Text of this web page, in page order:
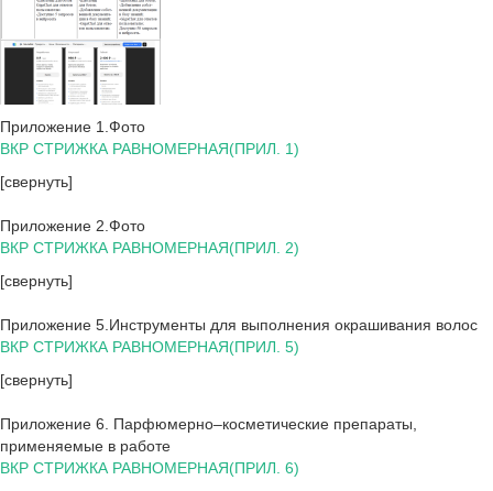
Приложение 1.Фото
ВКР СТРИЖКА РАВНОМЕРНАЯ(ПРИЛ. 1)
[свернуть]
Приложение 2.Фото
ВКР СТРИЖКА РАВНОМЕРНАЯ(ПРИЛ. 2)
[свернуть]
Приложение 5.Инструменты для выполнения окрашивания волос
ВКР СТРИЖКА РАВНОМЕРНАЯ(ПРИЛ. 5)
[свернуть]
Приложение 6. Парфюмерно–косметические препараты,
применяемые в работе
ВКР СТРИЖКА РАВНОМЕРНАЯ(ПРИЛ. 6)